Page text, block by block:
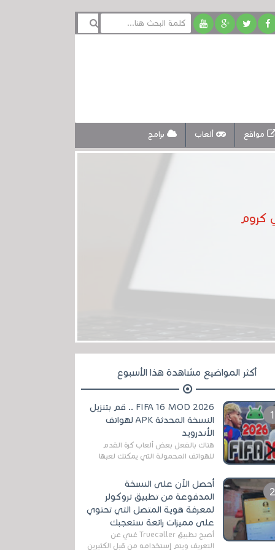
مواقع ألعاب برامج
كروم
أكثر المواضيع مشاهدة هذا الأسبوع
FIFA 16 MOD 2026 .. قم بتنزيل
النسخة المحدثة APK لهواتف
الأندرويد
هناك بالفعل بعض ألعاب كرة القدم
للهواتف المحمولة التي يمكنك لعبها
مثل EA Sports ...
أحصل الآن على النسخة
المدفوعة من تطبيق تروكولر
لمعرفة هوية المتصل التي تحتوي
على مميزات رائعة ستعجبك
أصبح تطبيق Truecaller غني عن
التعريف ويتم إستخدامه من قبل الكثيرين